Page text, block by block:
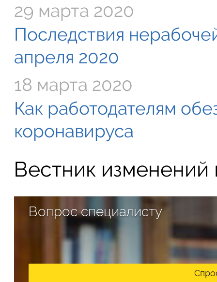
29 марта 2020
Последствия
апреля 2020
18 марта 2020
Как работодателям
коронавируса
Вестник изменений
Вопрос специалисту